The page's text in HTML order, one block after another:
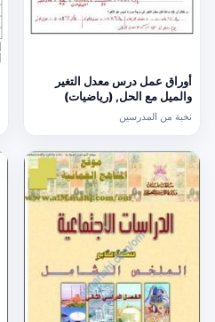
أوراق عمل درس معدل التغير
والميل مع الحل, (رياضيات)
الحادي عشر العام
نخبة من المدرسين